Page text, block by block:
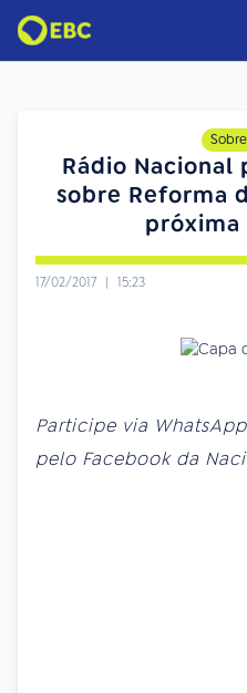
Rádio
sobre Reforma
próxima
17/02/2017 | 15:23
Participe via WhatsApp
pelo Facebook da